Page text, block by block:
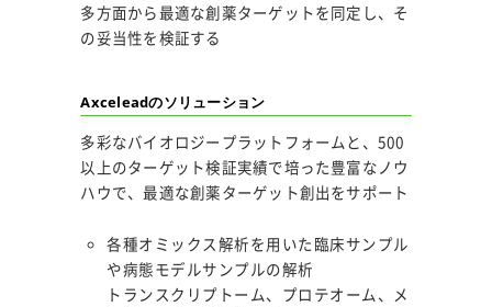
多方面から最適な創薬ターゲットを同定し、そ
の妥当性を検証する
Axceleadのソリューション
多彩なバイオロジープラットフォームと、500
以上のターゲット検証実績で培った豊富なノウ
ハウで、最適な創薬ターゲット創出をサポート
各種オミックス解析を用いた臨床サンプル
や病態モデルサンプルの解析
トランスクリプトーム、プロテオーム、メ